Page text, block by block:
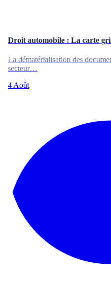
Droit automobile : La carte
La dématérialisation des
secteur…
4 Août